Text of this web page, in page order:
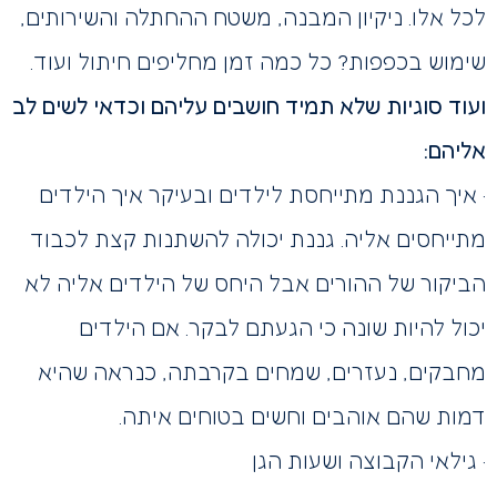
לכל אלו. ניקיון המבנה, משטח ההחתלה והשירותים,
שימוש בכפפות? כל כמה זמן מחליפים חיתול ועוד.
ועוד סוגיות שלא תמיד חושבים עליהם וכדאי לשים לב
אליהם:
· איך הגננת מתייחסת לילדים ובעיקר איך הילדים
מתייחסים אליה. גננת יכולה להשתנות קצת לכבוד
הביקור של ההורים אבל היחס של הילדים אליה לא
יכול להיות שונה כי הגעתם לבקר. אם הילדים
מחבקים, נעזרים, שמחים בקרבתה, כנראה שהיא
דמות שהם אוהבים וחשים בטוחים איתה.
· גילאי הקבוצה ושעות הגן